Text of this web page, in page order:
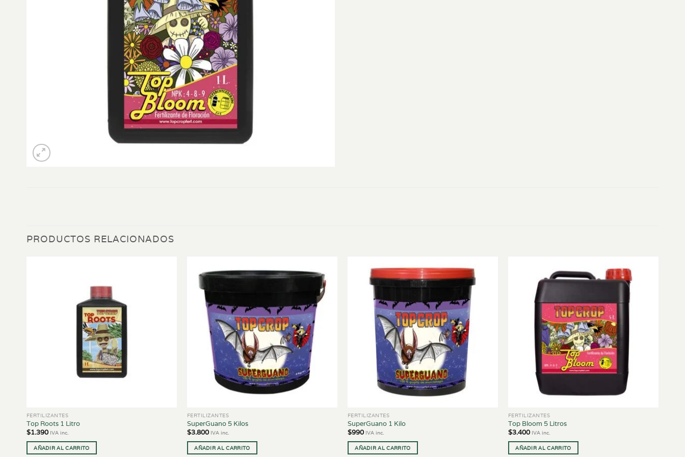
PRODUCTOS RELACIONADOS
FERTILIZANTES
Top Roots 1 Litro
$1.390 IVA inc.
AÑADIR AL CARRITO
FERTILIZANTES
SuperGuano 5 Kilos
$3.800 IVA inc.
AÑADIR AL CARRITO
FERTILIZANTES
SuperGuano 1 Kilo
$990 IVA inc.
AÑADIR AL CARRITO
FERTILIZANTES
Top Bloom 5 Litros
$3.400 IVA inc.
AÑADIR AL CARRITO